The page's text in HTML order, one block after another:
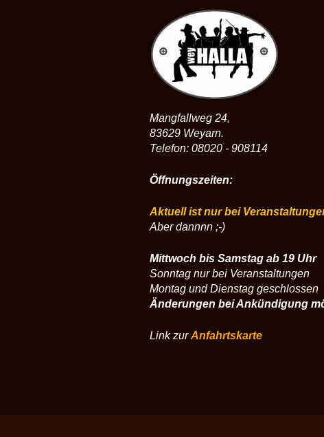
Mangfallweg 24,
83629 Weyarn.
Telefon: 08020 - 908114
Öffnungszeiten:
Aktuell ist nur bei
Aber dannnn ;-)
Mittwoch bis Samstag ab 19 Uhr
Sonntag nur bei Veranstaltungen
Montag und Dienstag geschlossen
Änderungen bei Ankündigung
Link zurAnfahrtskarte